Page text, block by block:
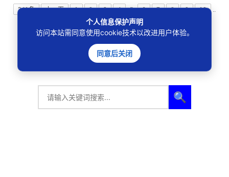
241条 上一页 1 2 3 4 5 6 7 8 9 10
..
21
下一页
🔍
个人信息保护声明
访问本站需同意使用cookie技术以改进用户体验。
同意后关闭